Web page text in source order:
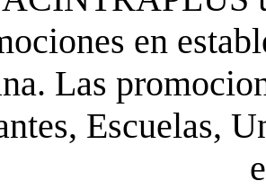
en
Las
Escuelas,